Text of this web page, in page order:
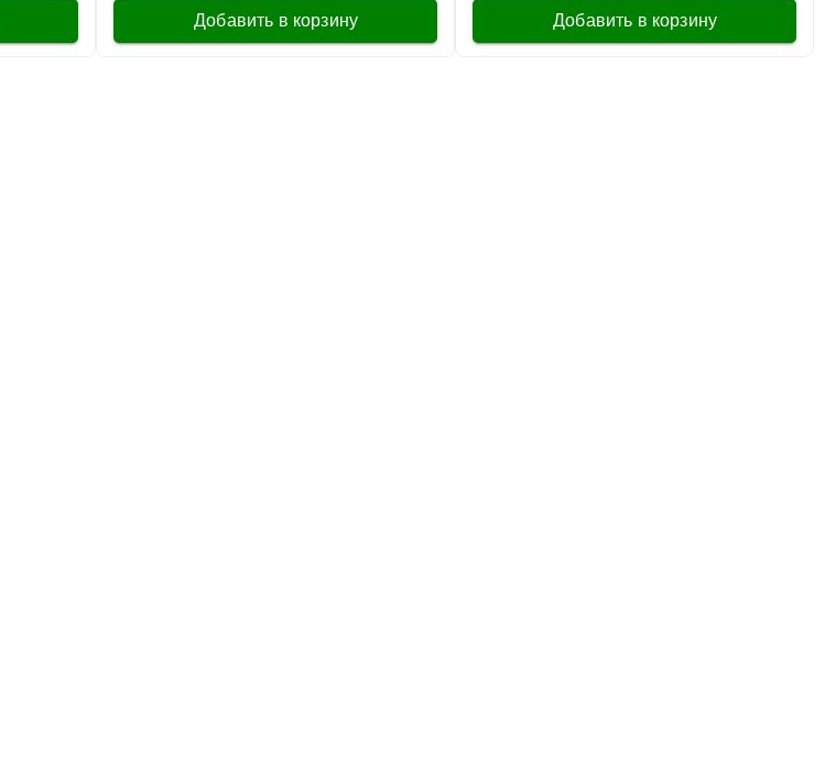
Добавить в корзину Добавить в корзину